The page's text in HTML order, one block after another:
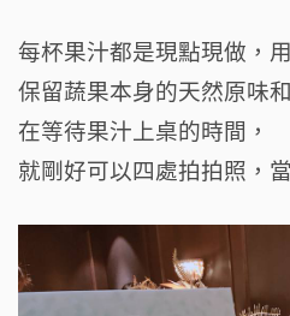
每杯果汁都是現點現做，
保留蔬果本身的天然原味
在等待果汁上桌的時間，
就剛好可以四處拍拍照，